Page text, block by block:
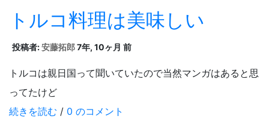
トルコ料理は美味しい
投稿者:安藤拓郎7年, 10ヶ月 前
トルコは親日国って聞いていたので当然マンガはあると思
ってたけど
続きを読む / 0 のコメント